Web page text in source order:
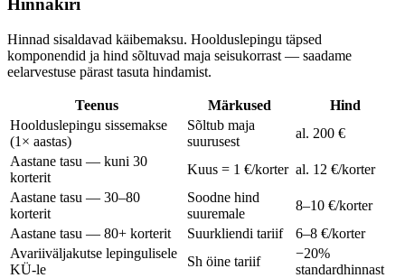
Hinnakiri
Hinnad sisaldavad käibemaksu. Hoolduslepingu täpsed
komponendid ja hind sõltuvad maja seisukorrast — saadame
eelarvestuse pärast tasuta hindamist.
Teenus Märkused
Hind
Hoolduslepingu sissemakse
(1× aastas)
Sõltub maja
suurusest
al. 200 €
Aastane tasu — kuni 30
korterit
Kuus = 1 €/korter al. 12 €/korter
Aastane tasu — 30–80
korterit
Soodne hind
suuremale
8–10 €/korter
Aastane tasu — 80+ korterit
Suurkliendi tariif
6–8 €/korter
Avariiväljakutse lepingulisele
KÜ-le
Sh öine tariif
−20%
standardhinnast